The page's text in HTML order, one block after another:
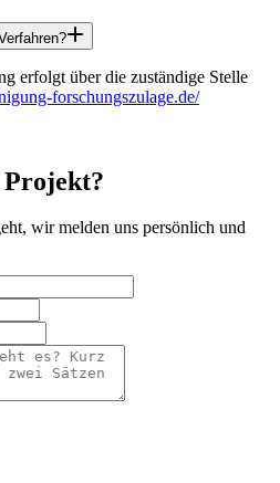
erfolgt über die zuständige Stelle
forschungszulage.de/
Projekt?
wir melden uns persönlich und